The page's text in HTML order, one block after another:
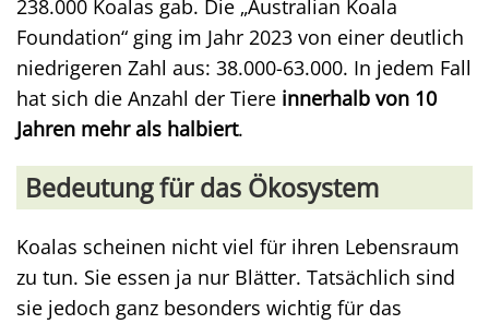
238.000 Koalas gab. Die „Australian Koala
Foundation“ ging im Jahr 2023 von einer deutlich
niedrigeren Zahl aus: 38.000-63.000. In jedem Fall
hat sich die Anzahl der Tiere innerhalb von 10
Jahren mehr als halbiert.
Bedeutung für das Ökosystem
Koalas scheinen nicht viel für ihren Lebensraum
zu tun. Sie essen ja nur Blätter. Tatsächlich sind
sie jedoch ganz besonders wichtig für das